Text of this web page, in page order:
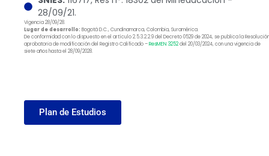
28/09/21.
Vigencia 28/09/28.
Lugar de desarrollo: Bogotá D.C., Cundinamarca, Colombia, Suramérica.
De conformidad con lo dispuesto en el artículo 2.5.3.2.2.9 del Decreto 0529 de 2024, se publica la Resolución
aprobatoria de modificación del Registro Calificado –ResMEN 3252del 20/03/2024, con una vigencia de
siete años hasta el 28/09/2028.
Plan de Estudios